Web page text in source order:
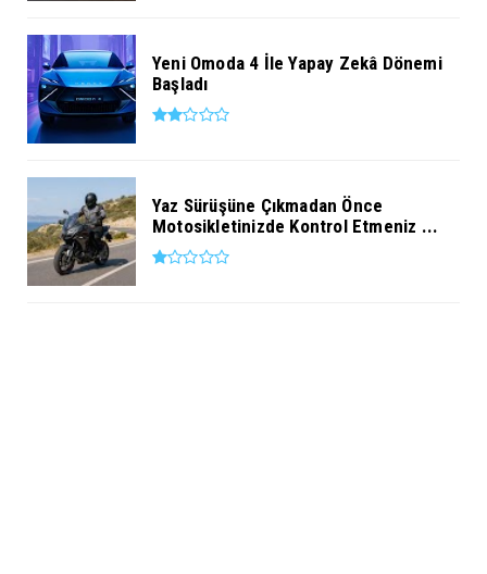
Yeni Omoda 4 İle Yapay Zekâ Dönemi
Başladı
Yaz Sürüşüne Çıkmadan Önce
Motosikletinizde Kontrol Etmeniz ...